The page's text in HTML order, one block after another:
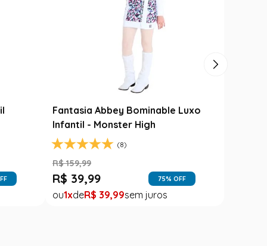
Carimbó
Saia Festa Junina Infantil Branca
Noivinha com Fitas Coloridas
R$ 78,90
R$ 49,99
1 R$